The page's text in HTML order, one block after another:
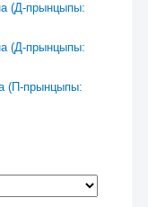
(Д-прынцыпы:
(Д-прынцыпы:
(П-прынцыпы: